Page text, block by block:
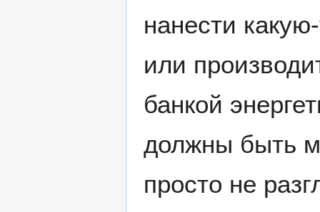
нанести
или
банкой
должны быть
просто не